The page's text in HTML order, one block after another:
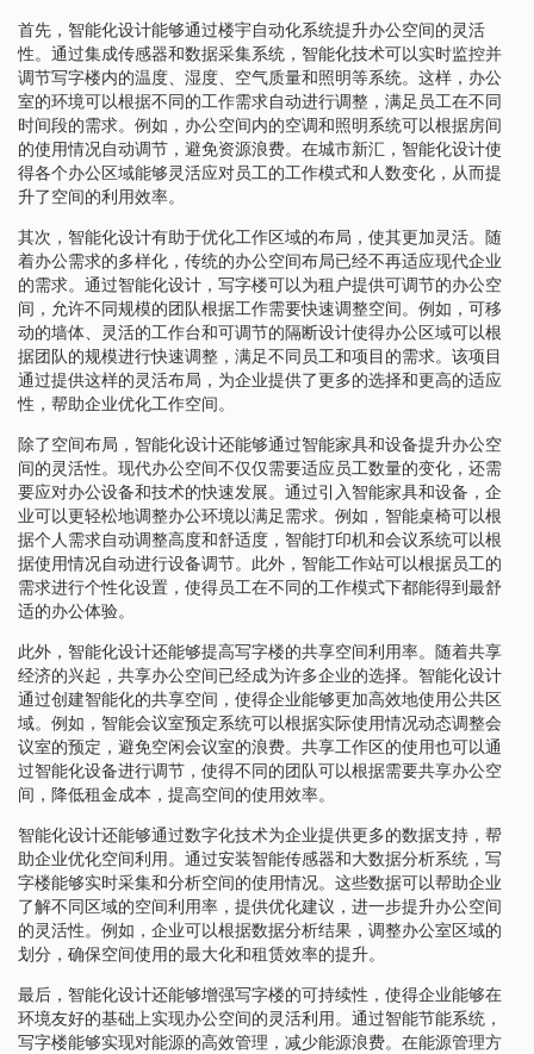
首先，智能化设计能够通过楼宇自动化系统提升办公空间的灵活
性。通过集成传感器和数据采集系统，智能化技术可以实时监控并
调节写字楼内的温度、湿度、空气质量和照明等系统。这样，办公
室的环境可以根据不同的工作需求自动进行调整，满足员工在不同
时间段的需求。例如，办公空间内的空调和照明系统可以根据房间
的使用情况自动调节，避免资源浪费。在城市新汇，智能化设计使
得各个办公区域能够灵活应对员工的工作模式和人数变化，从而提
升了空间的利用效率。
其次，智能化设计有助于优化工作区域的布局，使其更加灵活。随
着办公需求的多样化，传统的办公空间布局已经不再适应现代企业
的需求。通过智能化设计，写字楼可以为租户提供可调节的办公空
间，允许不同规模的团队根据工作需要快速调整空间。例如，可移
动的墙体、灵活的工作台和可调节的隔断设计使得办公区域可以根
据团队的规模进行快速调整，满足不同员工和项目的需求。该项目
通过提供这样的灵活布局，为企业提供了更多的选择和更高的适应
性，帮助企业优化工作空间。
除了空间布局，智能化设计还能够通过智能家具和设备提升办公空
间的灵活性。现代办公空间不仅仅需要适应员工数量的变化，还需
要应对办公设备和技术的快速发展。通过引入智能家具和设备，企
业可以更轻松地调整办公环境以满足需求。例如，智能桌椅可以根
据个人需求自动调整高度和舒适度，智能打印机和会议系统可以根
据使用情况自动进行设备调节。此外，智能工作站可以根据员工的
需求进行个性化设置，使得员工在不同的工作模式下都能得到最舒
适的办公体验。
此外，智能化设计还能够提高写字楼的共享空间利用率。随着共享
经济的兴起，共享办公空间已经成为许多企业的选择。智能化设计
通过创建智能化的共享空间，使得企业能够更加高效地使用公共区
域。例如，智能会议室预定系统可以根据实际使用情况动态调整会
议室的预定，避免空闲会议室的浪费。共享工作区的使用也可以通
过智能化设备进行调节，使得不同的团队可以根据需要共享办公空
间，降低租金成本，提高空间的使用效率。
智能化设计还能够通过数字化技术为企业提供更多的数据支持，帮
助企业优化空间利用。通过安装智能传感器和大数据分析系统，写
字楼能够实时采集和分析空间的使用情况。这些数据可以帮助企业
了解不同区域的空间利用率，提供优化建议，进一步提升办公空间
的灵活性。例如，企业可以根据数据分析结果，调整办公室区域的
划分，确保空间使用的最大化和租赁效率的提升。
最后，智能化设计还能够增强写字楼的可持续性，使得企业能够在
环境友好的基础上实现办公空间的灵活利用。通过智能节能系统，
写字楼能够实现对能源的高效管理，减少能源浪费。在能源管理方